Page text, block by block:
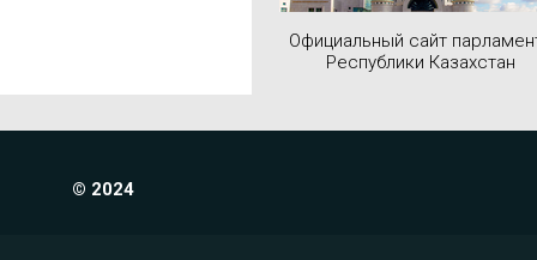
Официальный сайт
Республики Казахстан
© 2024